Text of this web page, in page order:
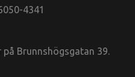
4341
Brunnshögsgatan 39.